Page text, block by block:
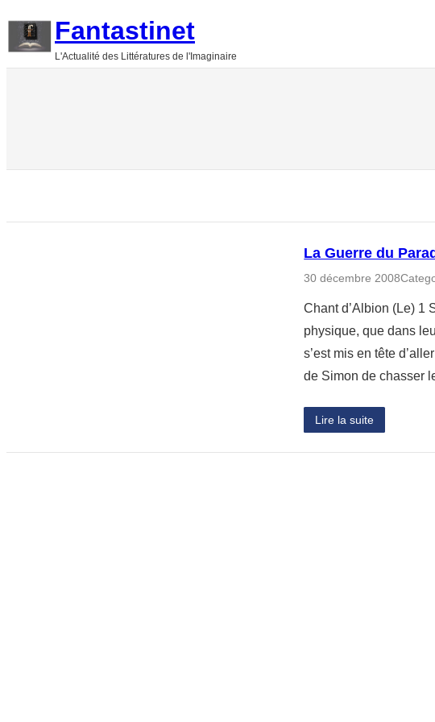
Fantastinet
L'Actualité des Littératures de l'Imaginaire
La Guerre du
30 décembre 2008
Chant d’Albion (Le) 1
physique, que dans
s’est mis en tête
de Simon de chasser
Lire la suite